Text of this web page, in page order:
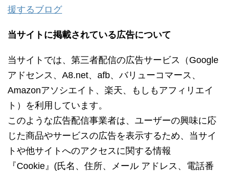
援するブログ
当サイトに掲載されている広告について
当サイトでは、第三者配信の広告サービス（Google
アドセンス、A8.net、afb、バリューコマース、
Amazonアソシエイト、楽天、もしもアフィリエイ
ト）を利用しています。
このような広告配信事業者は、ユーザーの興味に応
じた商品やサービスの広告を表示するため、当サイ
トや他サイトへのアクセスに関する情報
『Cookie』(氏名、住所、メール アドレス、電話番